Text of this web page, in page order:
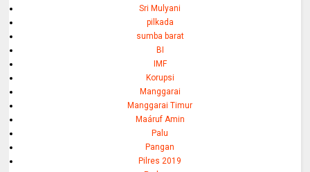
Sri Mulyani
pilkada
sumba barat
BI
IMF
Korupsi
Manggarai
Manggarai Timur
Maáruf Amin
Palu
Pangan
Pilres 2019